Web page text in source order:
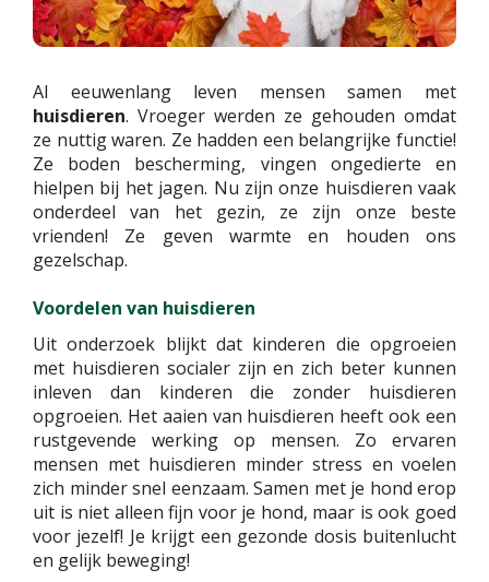
Al eeuwenlang leven mensen samen met
huisdieren. Vroeger werden ze gehouden omdat
ze nuttig waren. Ze hadden een belangrijke functie!
Ze boden bescherming, vingen ongedierte en
hielpen bij het jagen. Nu zijn onze huisdieren vaak
onderdeel van het gezin, ze zijn onze beste
vrienden! Ze geven warmte en houden ons
gezelschap.
Voordelen van huisdieren
Uit onderzoek blijkt dat kinderen die opgroeien
met huisdieren socialer zijn en zich beter kunnen
inleven dan kinderen die zonder huisdieren
opgroeien. Het aaien van huisdieren heeft ook een
rustgevende werking op mensen. Zo ervaren
mensen met huisdieren minder stress en voelen
zich minder snel eenzaam. Samen met je hond erop
uit is niet alleen fijn voor je hond, maar is ook goed
voor jezelf! Je krijgt een gezonde dosis buitenlucht
en gelijk beweging!